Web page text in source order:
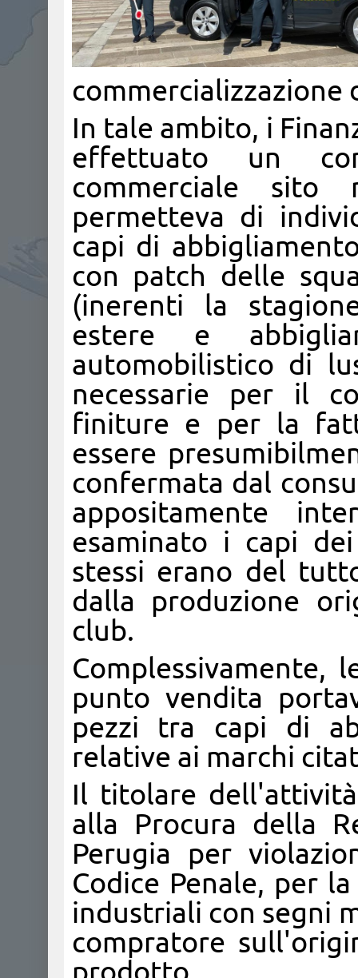
In tale ambito, i
effettuato un
commerciale sito
permetteva di
capi di
con patch delle
(inerenti la
estere e
automobilistico di
necessarie per il
finiture e per la
essere
confermata dal
appositamente
esaminato i capi
stessi erano del
dalla produzione
club.
Complessivamente,
punto vendita
pezzi tra capi di
relative ai marchi
Il titolare
alla Procura della
Perugia per
Codice Penale, per
industriali con segni
compratore
prodotto.​